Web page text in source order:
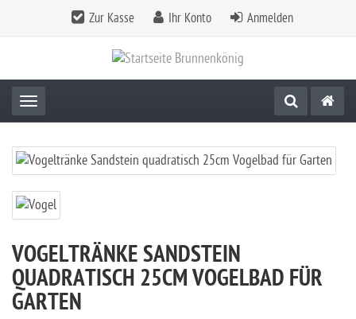
Zur Kasse Ihr Konto Anmelden
Toggle navigation
VOGELTRÄNKE SANDSTEIN
QUADRATISCH 25CM VOGELBAD FÜR
GARTEN